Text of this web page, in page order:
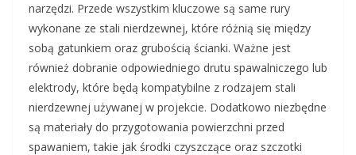
narzędzi. Przede wszystkim kluczowe są same rury
wykonane ze stali nierdzewnej, które różnią się między
sobą gatunkiem oraz grubością ścianki. Ważne jest
również dobranie odpowiedniego drutu spawalniczego lub
elektrody, które będą kompatybilne z rodzajem stali
nierdzewnej używanej w projekcie. Dodatkowo niezbędne
są materiały do przygotowania powierzchni przed
spawaniem, takie jak środki czyszczące oraz szczotki